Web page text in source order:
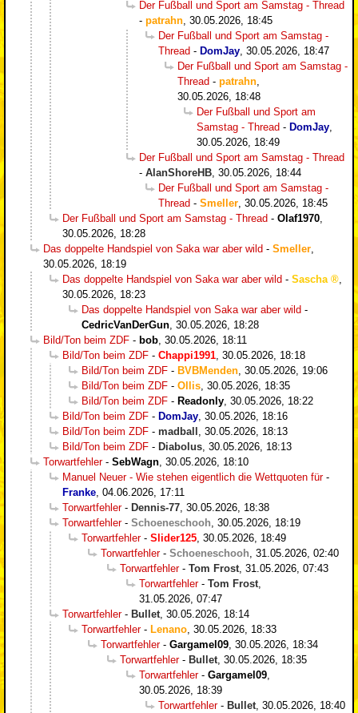
Der Fußball und Sport am Samstag - Thread
- patrahn 30.05.2026, 18:45
Der Fußball und Sport am Samstag -
Thread - DomJay 30.05.2026, 18:47
Der Fußball und Sport am Samstag -
Thread - patrahn
30.05.2026, 18:48
Der Fußball und Sport am
Samstag - Thread - DomJay
30.05.2026, 18:49
Der Fußball und Sport am Samstag - Thread
- AlanShoreHB 30.05.2026, 18:44
Der Fußball und Sport am Samstag -
Thread - Smeller 30.05.2026, 18:45
Der Fußball und Sport am Samstag - Thread - Olaf1970
30.05.2026, 18:28
Das doppelte Handspiel von Saka war aber wild - Smeller
30.05.2026, 18:19
Das doppelte Handspiel von Saka war aber wild - Sascha
30.05.2026, 18:23
Das doppelte Handspiel von Saka war aber wild -
CedricVanDerGun 30.05.2026, 18:28
Bild/Ton beim ZDF - bob 30.05.2026, 18:11
Bild/Ton beim ZDF - Chappi1991 30.05.2026, 18:18
Bild/Ton beim ZDF - BVBMenden 30.05.2026, 19:06
Bild/Ton beim ZDF - Ollis 30.05.2026, 18:35
Bild/Ton beim ZDF - Readonly 30.05.2026, 18:22
Bild/Ton beim ZDF - DomJay 30.05.2026, 18:16
Bild/Ton beim ZDF - madball
30.05.2026, 18:13
Bild/Ton beim ZDF - Diabolus 30.05.2026, 18:13
Torwartfehler- SebWagn 30.05.2026, 18:10
Manuel Neuer - Wie stehen eigentlich die Wettquoten für-
Franke 04.06.2026, 17:11
Torwartfehler- Dennis-77 30.05.2026, 18:38
Torwartfehler- Schoeneschooh 30.05.2026, 18:19
Torwartfehler- Slider125 30.05.2026, 18:49
Torwartfehler- Schoeneschooh 31.05.2026, 02:40
Torwartfehler- Tom Frost 31.05.2026, 07:43
Torwartfehler- Tom Frost
31.05.2026, 07:47
Torwartfehler- Bullet 30.05.2026, 18:14
Torwartfehler- Lenano 30.05.2026, 18:33
Torwartfehler- Gargamel09 30.05.2026, 18:34
Torwartfehler- Bullet 30.05.2026, 18:35
Torwartfehler- Gargamel09
30.05.2026, 18:39
Torwartfehler- Bullet 30.05.2026, 18:40